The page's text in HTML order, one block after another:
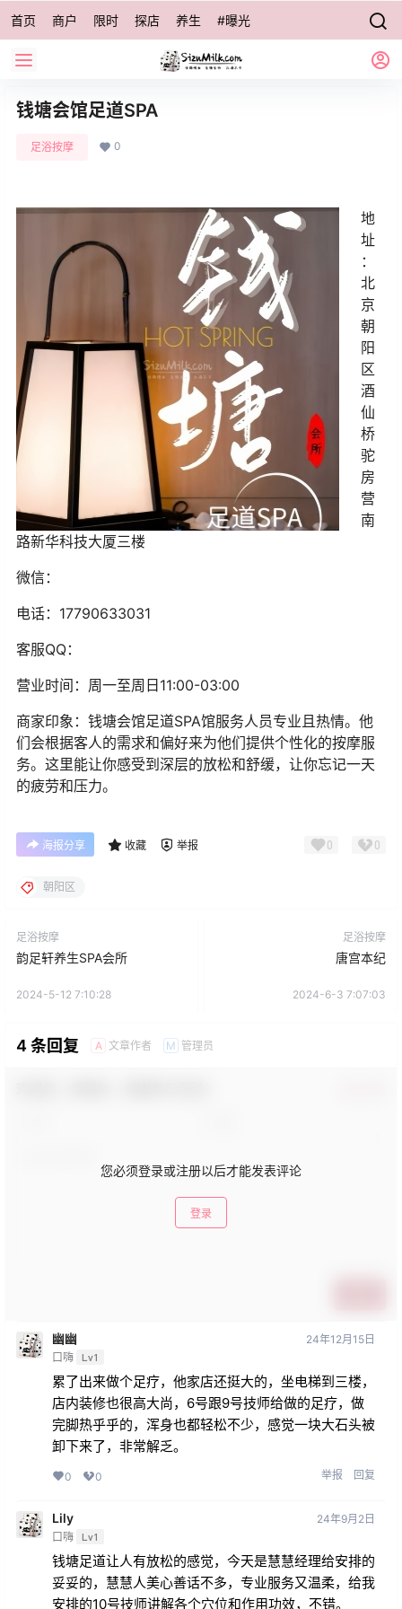
首页 商户 限时 探店 养生 #曝光
钱塘会馆足道SPA
足浴按摩 0
地
址
：
北
京
朝
阳
区
酒
仙
桥
驼
房
营
南
路新华科技大厦三楼
微信：
电话： 17790633031
客服QQ：
营业时间： 周一至周日11:00-03:00
商家印象： 钱塘会馆足道SPA馆服务人员专业且热情。他
们会根据客人的需求和偏好来为他们提供个性化的按摩服
务。这里能让你感受到深层的放松和舒缓，让你忘记一天
的疲劳和压力。
海报分享 收藏 举报 0 0
朝阳区
足浴按摩
韵足轩养生SPA会所
2024-5-12 7:10:28
足浴按摩
唐宫本纪
2024-6-3 7:07:03
4 条回复 A 文章作者 M 管理员
您必须登录或注册以后才能发表评论
登录
幽幽
口嗨 Lv1
24年12月15日
累了出来做个足疗，他家店还挺大的，坐电梯到三楼，
店内装修也很高大尚，6号跟9号技师给做的足疗，做
完脚热乎乎的，浑身也都轻松不少，感觉一块大石头被
卸下来了，非常解乏。
0 0 举报 回复
Lily
口嗨 Lv1
24年9月2日
钱塘足道让人有放松的感觉，今天是慧慧经理给安排的
妥妥的，慧慧人美心善话不多，专业服务又温柔，给我
安排的10号技师讲解各个穴位和作用功效，不错。